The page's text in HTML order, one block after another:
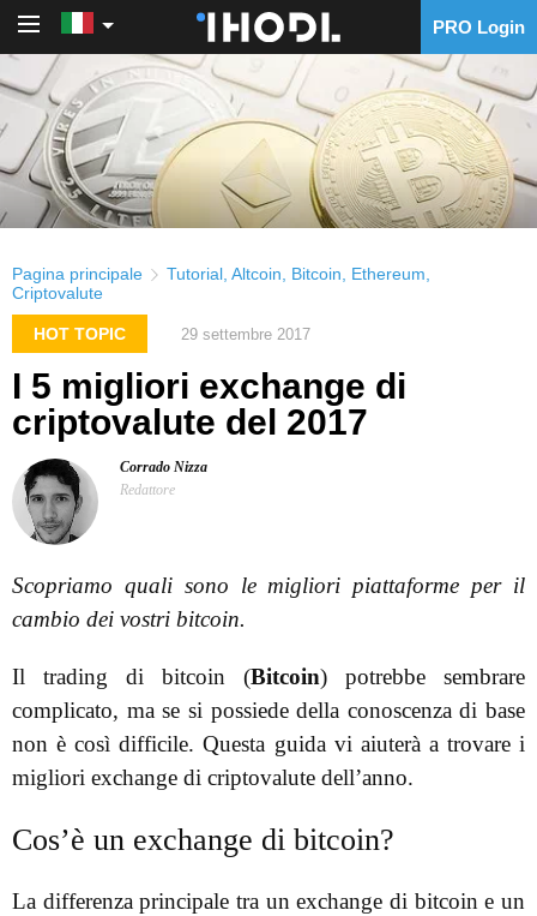
PRO Login
Pagina principale Tutorial Altcoin Bitcoin Ethereum
Criptovalute
HOT TOPIC 29 settembre 2017
I 5 migliori exchange di
criptovalute del 2017
Corrado Nizza
Redattore
Scopriamo quali sono le migliori piattaforme per il
cambio dei vostri bitcoin.
Il trading di bitcoin (Bitcoin) potrebbe sembrare
complicato, ma se si possiede della conoscenza di base
non è così difficile. Questa guida vi aiuterà a trovare i
migliori exchange di criptovalute dell’anno.
Cos’è un exchange di bitcoin?
La differenza principale tra un exchange di bitcoin e un